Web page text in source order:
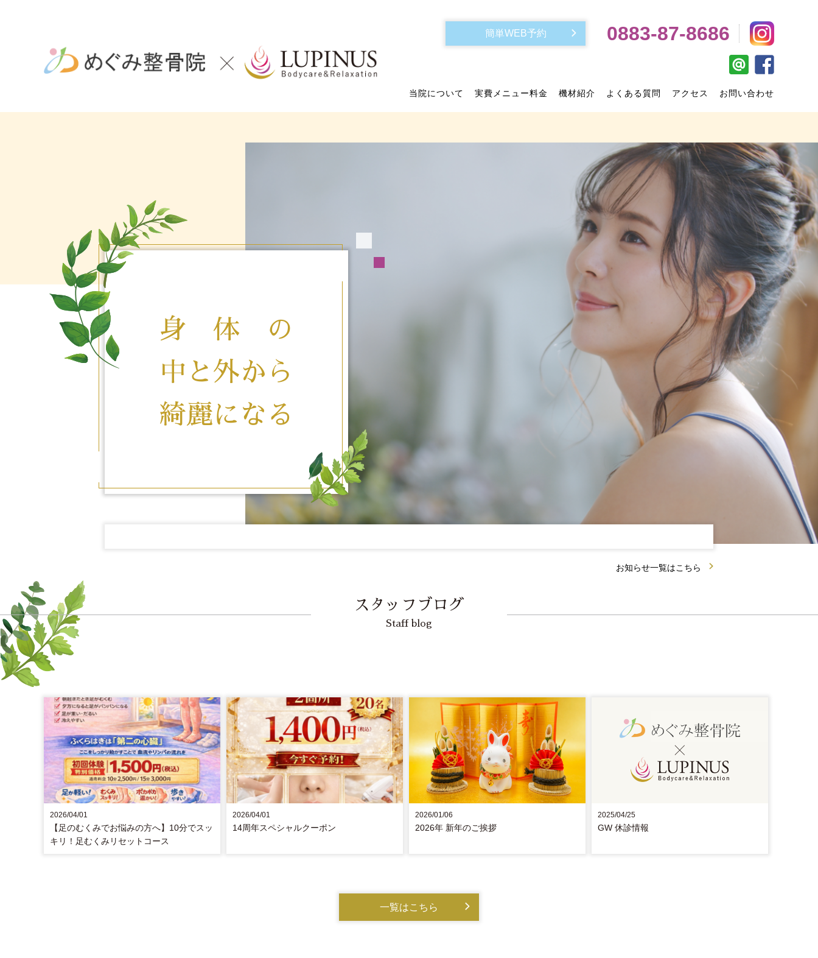
簡単WEB予約 0883-87-8686
当院について 実費メニュー料金 機材紹介 よくある質問 アクセス お問い合わせ
身 体 の
中と外から
綺麗になる
お知らせ一覧はこちら
スタッフブログ
Staff blog
2026/04/01
【足のむくみでお悩みの方へ】10分でスッ
キリ！足むくみリセットコース
2026/04/01
14周年スペシャルクーポン
2026/01/06
2026年 新年のご挨拶
2025/04/25
GW 休診情報
一覧はこちら